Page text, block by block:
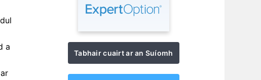
a
Tabhair cuairt ar an Suíomh